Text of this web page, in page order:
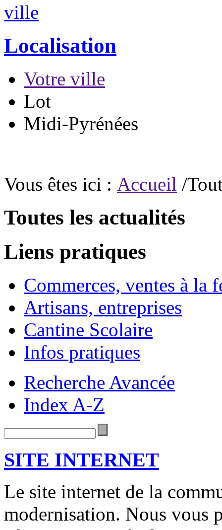
Localisation
Votre ville
Lot
Midi-Pyrénées
Vous êtes ici : Accueil /
Toutes les actualités
Liens pratiques
Commerces, ventes à la
Artisans, entreprises
Cantine Scolaire
Infos pratiques
Recherche Avancée
Index A-Z
SITE INTERNET
Le site internet de la
modernisation. Nous vous